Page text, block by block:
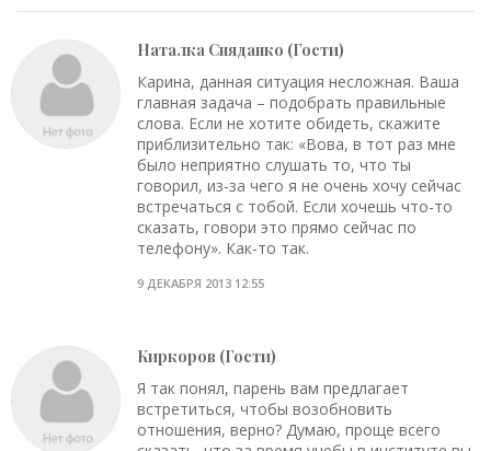
Наталка Сняданко (Гости)
Карина, данная ситуация несложная. Ваша
главная задача – подобрать правильные
слова. Если не хотите обидеть, скажите
приблизительно так: «Вова, в тот раз мне
было неприятно слушать то, что ты
говорил, из-за чего я не очень хочу сейчас
встречаться с тобой. Если хочешь что-то
сказать, говори это прямо сейчас по
телефону». Как-то так.
9 ДЕКАБРЯ 2013 12:55
Киркоров (Гости)
Я так понял, парень вам предлагает
встретиться, чтобы возобновить
отношения, верно? Думаю, проще всего